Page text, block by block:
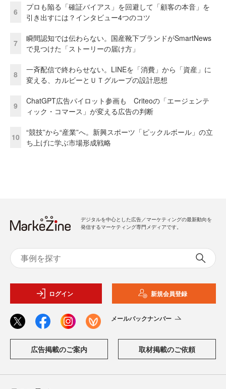
6
プロも陥る「確証バイアス」を回避して「顧客の本音」を
引き出すには？インタビュー4つのコツ
7
瞬間認知では伝わらない。国産靴下ブランドがSmartNews
で見つけた「ストーリーの届け方」
8
一斉配信で終わらせない。LINEを「消費」から「資産」に
変える、カルビーとＵＴグループの設計思想
9
ChatGPT広告パイロット参画も Criteoの「エージェンテ
ィック・コマース」が変える広告の判断
10
“競技”から“産業”へ。新興スポーツ「ピックルボール」の立
ち上げに学ぶ市場形成戦略
デジタルを中心とした広告／マーケティングの最新動向を
発信するマーケティング専門メディアです。
ログイン 新規会員登録
メールバックナンバー
広告掲載のご案内 取材掲載のご依頼